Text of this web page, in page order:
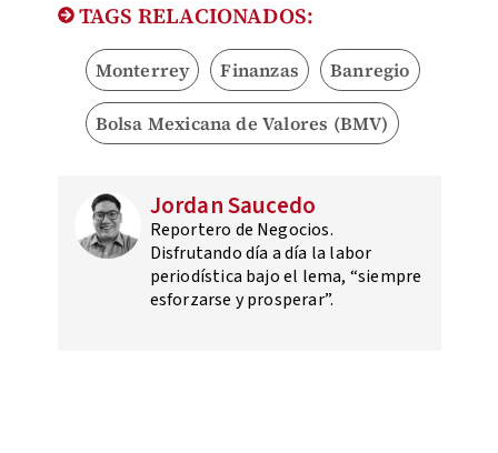
TAGS RELACIONADOS:
Monterrey Finanzas Banregio
Bolsa Mexicana de Valores (BMV)
Jordan Saucedo
Reportero de Negocios.
Disfrutando día a día la labor
periodística bajo el lema, “siempre
esforzarse y prosperar”.